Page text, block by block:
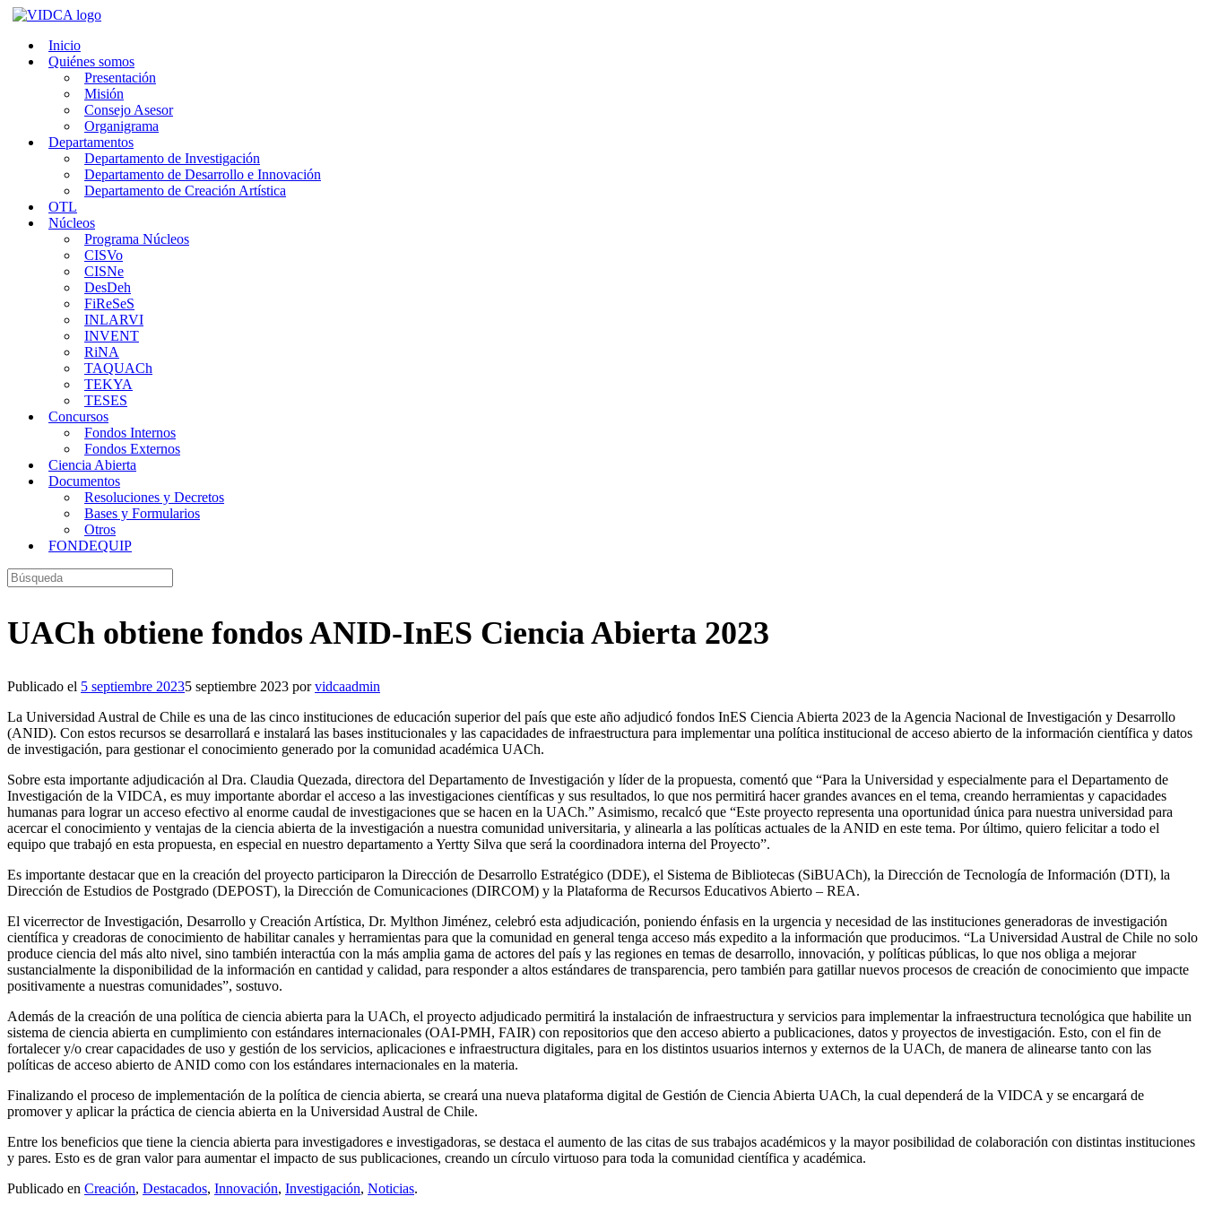
Saltar
contenidoInicio
Quiénes somos
Presentación
Misión
Consejo Asesor
Organigrama
Departamentos
Departamento de Investigación
Departamento de Desarrollo e Innovación
Departamento de Creación Artística
OTL
Núcleos
Programa Núcleos
CISVo
CISNe
DesDeh
FiReSeS
INLARVI
INVENT
RiNA
TAQUACh
TEKYA
TESES
Concursos
Fondos Internos
Fondos Externos
Ciencia Abierta
Documentos
Resoluciones y Decretos
Bases y Formularios
Otros
FONDEQUIP
Buscar:
UACh obtiene fondos ANID-InES Ciencia Abierta 2023
Publicado el 5 septiembre 20235 septiembre 2023 porvidcaadmin
La Universidad Austral de Chile es una de las cinco instituciones de educación superior del país que este año adjudicó fondos InES Ciencia Abierta 2023 de la Agencia Nacional de Investigación y Desarrollo
(ANID). Con estos recursos se desarrollará e instalará las bases institucionales y las capacidades de infraestructura para implementar una política institucional de acceso abierto de la información científica y datos
de investigación, para gestionar el conocimiento generado por la comunidad académica UACh.
Sobre esta importante adjudicación al Dra. Claudia Quezada, directora del Departamento de Investigación y líder de la propuesta, comentó que “Para la Universidad y especialmente para el Departamento de
Investigación de la VIDCA, es muy importante abordar el acceso a las investigaciones científicas y sus resultados, lo que nos permitirá hacer grandes avances en el tema, creando herramientas y capacidades
humanas para lograr un acceso efectivo al enorme caudal de investigaciones que se hacen en la UACh.” Asimismo, recalcó que “Este proyecto representa una oportunidad única para nuestra universidad para
acercar el conocimiento y ventajas de la ciencia abierta de la investigación a nuestra comunidad universitaria, y alinearla a las políticas actuales de la ANID en este tema. Por último, quiero felicitar a todo el
equipo que trabajó en esta propuesta, en especial en nuestro departamento a Yertty Silva que será la coordinadora interna del Proyecto”.
Es importante destacar que en la creación del proyecto participaron la Dirección de Desarrollo Estratégico (DDE), el Sistema de Bibliotecas (SiBUACh), la Dirección de Tecnología de Información (DTI), la
Dirección de Estudios de Postgrado (DEPOST), la Dirección de Comunicaciones (DIRCOM) y la Plataforma de Recursos Educativos Abierto – REA.
El vicerrector de Investigación, Desarrollo y Creación Artística, Dr. Mylthon Jiménez, celebró esta adjudicación, poniendo énfasis en la urgencia y necesidad de las instituciones generadoras de investigación
científica y creadoras de conocimiento de habilitar canales y herramientas para que la comunidad en general tenga acceso más expedito a la información que producimos. “La Universidad Austral de Chile no solo
produce ciencia del más alto nivel, sino también interactúa con la más amplia gama de actores del país y las regiones en temas de desarrollo, innovación, y políticas públicas, lo que nos obliga a mejorar
sustancialmente la disponibilidad de la información en cantidad y calidad, para responder a altos estándares de transparencia, pero también para gatillar nuevos procesos de creación de conocimiento que impacte
positivamente a nuestras comunidades”, sostuvo.
Además de la creación de una política de ciencia abierta para la UACh, el proyecto adjudicado permitirá la instalación de infraestructura y servicios para implementar la infraestructura tecnológica que habilite un
sistema de ciencia abierta en cumplimiento con estándares internacionales (OAI-PMH, FAIR) con repositorios que den acceso abierto a publicaciones, datos y proyectos de investigación. Esto, con el fin de
fortalecer y/o crear capacidades de uso y gestión de los servicios, aplicaciones e infraestructura digitales, para en los distintos usuarios internos y externos de la UACh, de manera de alinearse tanto con las
políticas de acceso abierto de ANID como con los estándares internacionales en la materia.
Finalizando el proceso de implementación de la política de ciencia abierta, se creará una nueva plataforma digital de Gestión de Ciencia Abierta UACh, la cual dependerá de la VIDCA y se encargará de
promover y aplicar la práctica de ciencia abierta en la Universidad Austral de Chile.
Entre los beneficios que tiene la ciencia abierta para investigadores e investigadoras, se destaca el aumento de las citas de sus trabajos académicos y la mayor posibilidad de colaboración con distintas instituciones
y pares. Esto es de gran valor para aumentar el impacto de sus publicaciones, creando un círculo virtuoso para toda la comunidad científica y académica.
Publicado en Creación, Destacados, Innovación, Investigación, Noticias.